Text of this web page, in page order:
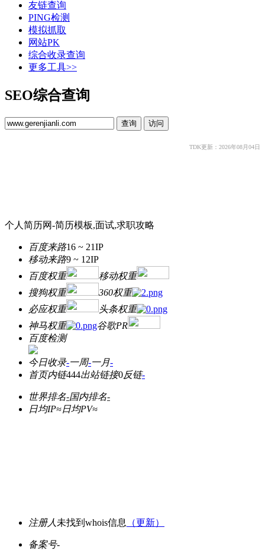
友链查询
PING检测
模拟抓取
网站PK
综合收录查询
更多工具>>
SEO综合查询
TDK更新：2026年08月04日
个人简历网-简历模板,面试,求职攻略
百度来路16 ~ 21IP
移动来路9 ~ 12IP
百度权重
移动权重
搜狗权重
360权重
必应权重
头条权重
神马权重
谷歌PR
百度检测
今日收录-一周-一月-
首页内链444出站链接0反链-
世界排名-国内排名-
日均IP≈日均PV≈
注册人 未找到whois信息 （更新）
备案号-